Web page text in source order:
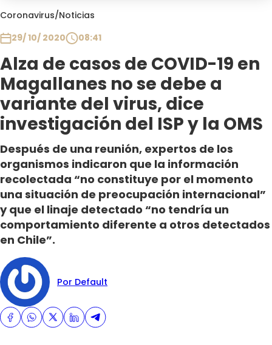
Coronavirus/Noticias
29/ 10/ 2020
08:41
Alza de casos de COVID-19 en
Magallanes no se debe a
variante del virus, dice
investigación del ISP y la OMS
Después de una reunión, expertos de los
organismos indicaron que la información
recolectada “no constituye por el momento
una situación de preocupación internacional”
y que el linaje detectado “no tendría un
comportamiento diferente a otros detectados
en Chile”.
Por Default
Club De La Comedia
Plan Perfecto
El Tiempo
Sabingo
Todos Los Programas